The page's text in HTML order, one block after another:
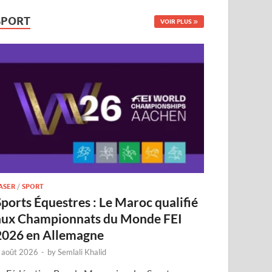
VOIR PLUS
/SPORT
Équestres : Le Maroc qualifié
Championnats du Monde FEI
en Allemagne
2026 - bySemlali Khalid